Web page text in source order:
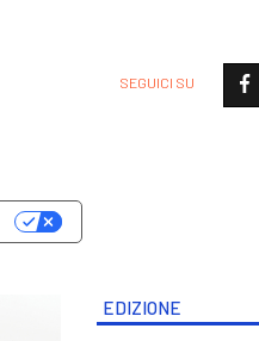
SEGUICI SU
EDIZIONE